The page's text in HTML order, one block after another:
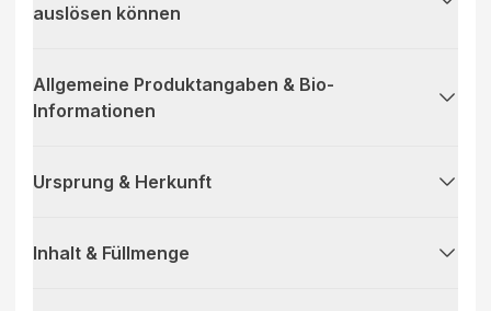
auslösen können
Allgemeine Produktangaben & Bio-
Informationen
Ursprung & Herkunft
Inhalt & Füllmenge